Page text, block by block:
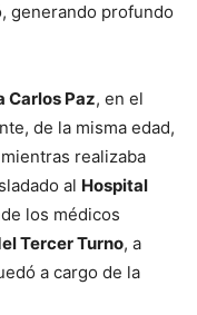
generando profundo
Carlos Paz, en el
de la misma edad,
realizaba
al Hospital
los médicos
Tercer Turno, a
a cargo de la